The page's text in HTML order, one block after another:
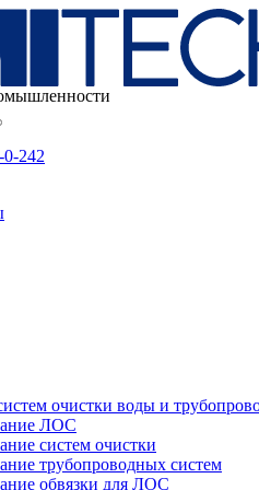
242
очистки воды и
ЛОС
систем очистки
трубопроводных систем
обвязки для ЛОС